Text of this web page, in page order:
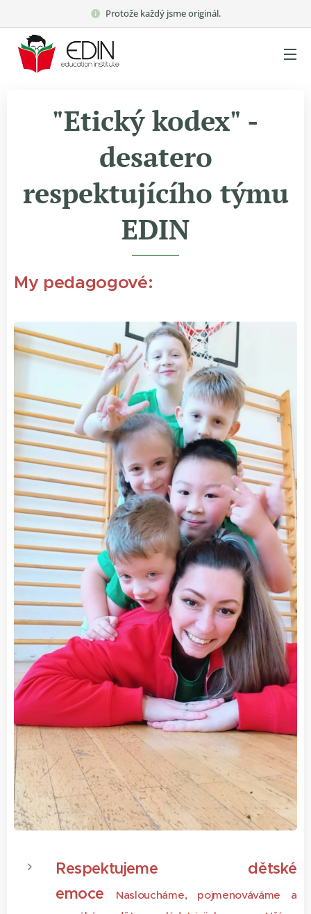
Protože každý jsme originál.
"Etický kodex" -
desatero
respektujícího týmu
EDIN
My pedagogové:
Respektujeme dětské
emoce
Nasloucháme, pojmenováváme a